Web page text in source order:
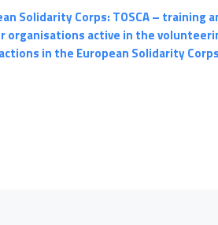
Solidarity Corps: TOSCA – training
organisations active in the
actions in the European Solidarity